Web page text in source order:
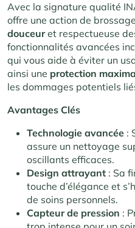
Avec la signature qualité
offre une action de
douceuret respectueuse
fonctionnalités avancées
qui vous aide à éviter un
ainsi une protection
les dommages potentiels
Avantages Clés
Technologie avancée :
assure un nettoyage
oscillants efficaces.
Design attrayant : Sa
touche d’élégance et
de soins personnels.
Capteur de pression :